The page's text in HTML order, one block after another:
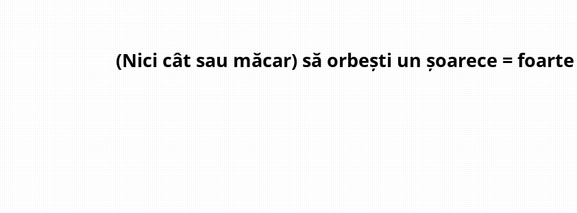
(Nici cât sau măcar) să orbești un șoarece =